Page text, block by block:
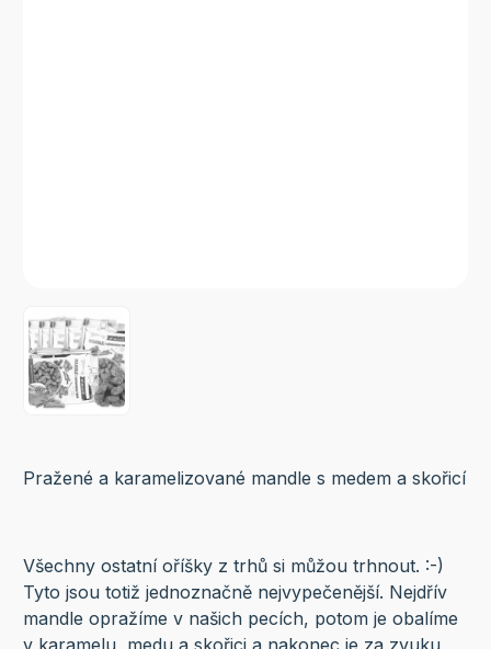
Pražené a karamelizované mandle s medem a skořicí
Všechny ostatní oříšky z trhů si můžou trhnout. :-)
Tyto jsou totiž jednoznačně nejvypečenější. Nejdřív
mandle opražíme v našich pecích, potom je obalíme
v karamelu, medu a skořici a nakonec je za zvuku